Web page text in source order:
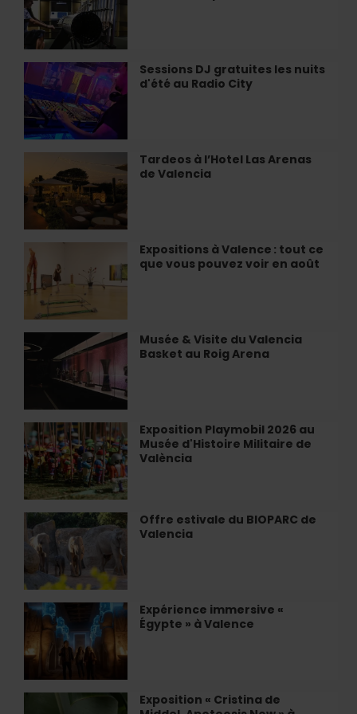
»
à
Valencia
Musique
et
Mathématiques
»
à
Valencia
Sessions DJ gratuites les nuits
d'été au Radio City
Sessions
DJ
gratuites
les
nuits
d'été
Radio
City
Tardeos à l’Hotel Las Arenas
de Valencia
l’Hotel
Las
Arenas
de
Valencia
Expositions à Valence : tout ce
que vous pouvez voir en août
Expositions
à
Valence :
tout
ce
que
vous
pouvez
Musée & Visite du Valencia
Basket au Roig Arena
Musée
&
Valencia
Basket
au
Roig
Arena
Exposition Playmobil 2026 au
Musée d'Histoire Militaire de
València
Exposition
Playmobil
2026
au
Musée
d'Histoire
Militaire
de
València
Offre estivale du BIOPARC de
Valencia
Offre
estivale
du
BIOPARC
de
Valencia
Expérience immersive «
Égypte » à Valence
Expérience
immersive
Égypte
»
à
Exposition « Cristina de